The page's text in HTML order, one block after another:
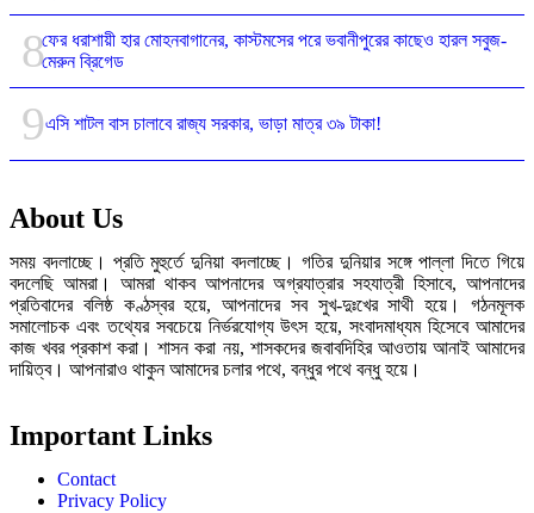
ফের ধরাশায়ী হার মোহনবাগানের, কাস্টমসের পরে ভবানীপুরের কাছেও হারল সবুজ-
মেরুন ব্রিগেড
এসি শাটল বাস চালাবে রাজ্য সরকার, ভাড়া মাত্র ৩৯ টাকা!
About Us
সময় বদলাচ্ছে। প্রতি মুহুর্তে দুনিয়া বদলাচ্ছে। গতির দুনিয়ার সঙ্গে পাল্লা দিতে গিয়ে
বদলেছি আমরা। আমরা থাকব আপনাদের অগ্রযাত্রার সহযাত্রী হিসাবে, আপনাদের
প্রতিবাদের বলিষ্ঠ কণ্ঠস্বর হয়ে, আপনাদের সব সুখ-দুঃখের সাথী হয়ে। গঠনমূলক
সমালোচক এবং তথ্যের সবচেয়ে নির্ভরযোগ্য উ‍ৎস হয়ে, সংবাদমাধ্যম হিসেবে আমাদের
কাজ খবর প্রকাশ করা। শাসন করা নয়, শাসকদের জবাবদিহির আওতায় আনাই আমাদের
দায়িত্ব। আপনারাও থাকুন আমাদের চলার পথে, বন্ধুর পথে বন্ধু হয়ে।
Important Links
Contact
Privacy Policy